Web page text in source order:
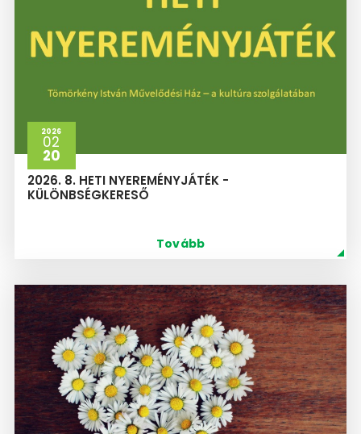
2026
02
20
2026. 8. HETI NYEREMÉNYJÁTÉK -
KÜLÖNBSÉGKERESŐ
Tovább